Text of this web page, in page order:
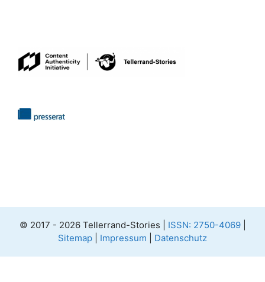
© 2017 - 2026 Tellerrand-Stories | ISSN: 2750-4069|
Sitemap
Impressum Datenschutz